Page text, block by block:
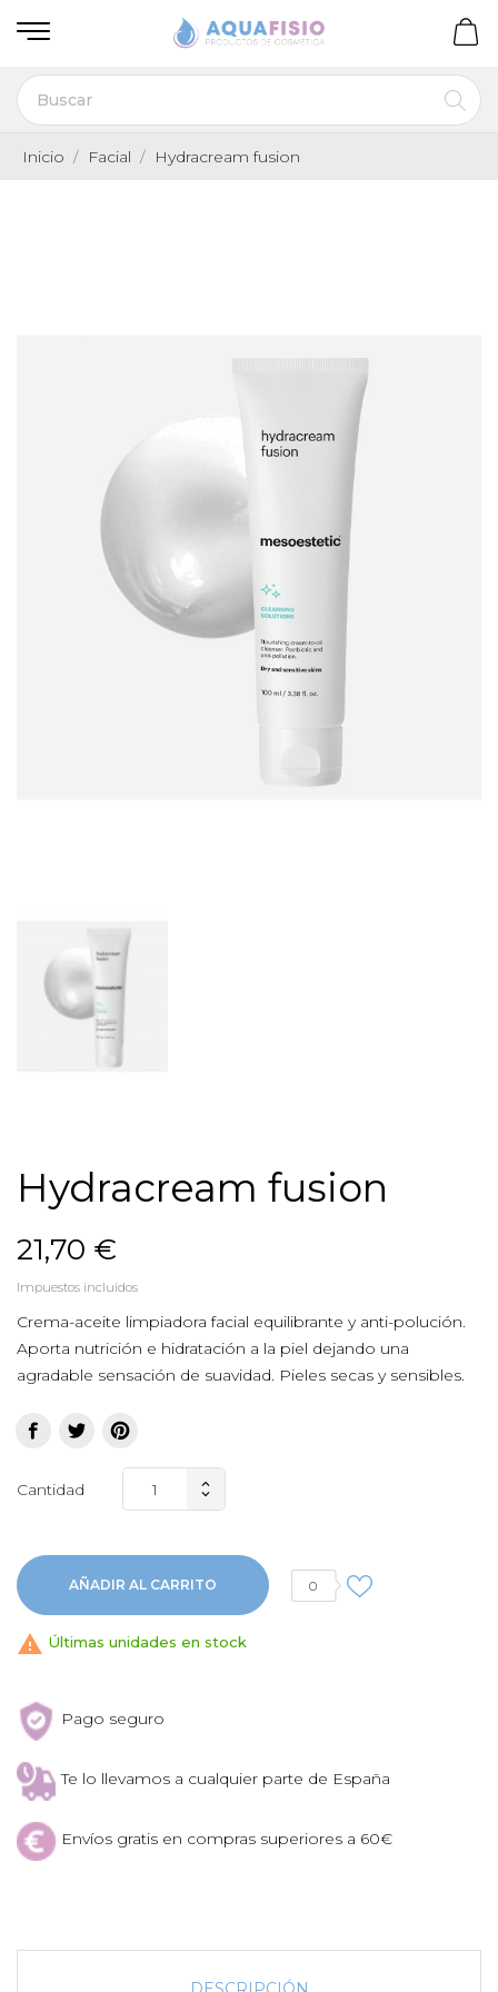
Inicio Facial Hydracream fusion
Hydracream fusion
21,70 €
Impuestos incluidos
Crema-aceite limpiadora facial equilibrante y anti-polución.
Aporta nutrición e hidratación a la piel dejando una
agradable sensación de suavidad. Pieles secas y sensibles.
Cantidad
AÑADIR AL CARRITO 0
 Últimas unidades en stock
Pago seguro
Te lo llevamos a cualquier parte de España
Envíos gratis en compras superiores a 60€